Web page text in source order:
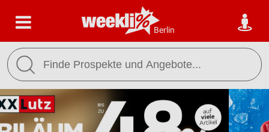
Berlin